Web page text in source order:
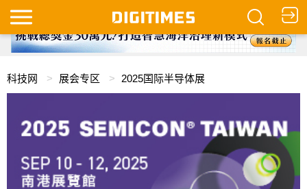
科技网 展会专区 2025国际半导体展